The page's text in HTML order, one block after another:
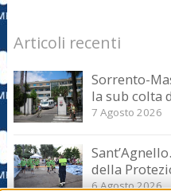
Articoli recenti
Sorrento-
la sub colta
7 Agosto 2026
della
6 Agosto 2026